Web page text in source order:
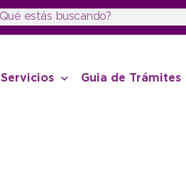
Servicios Guia de Trámites